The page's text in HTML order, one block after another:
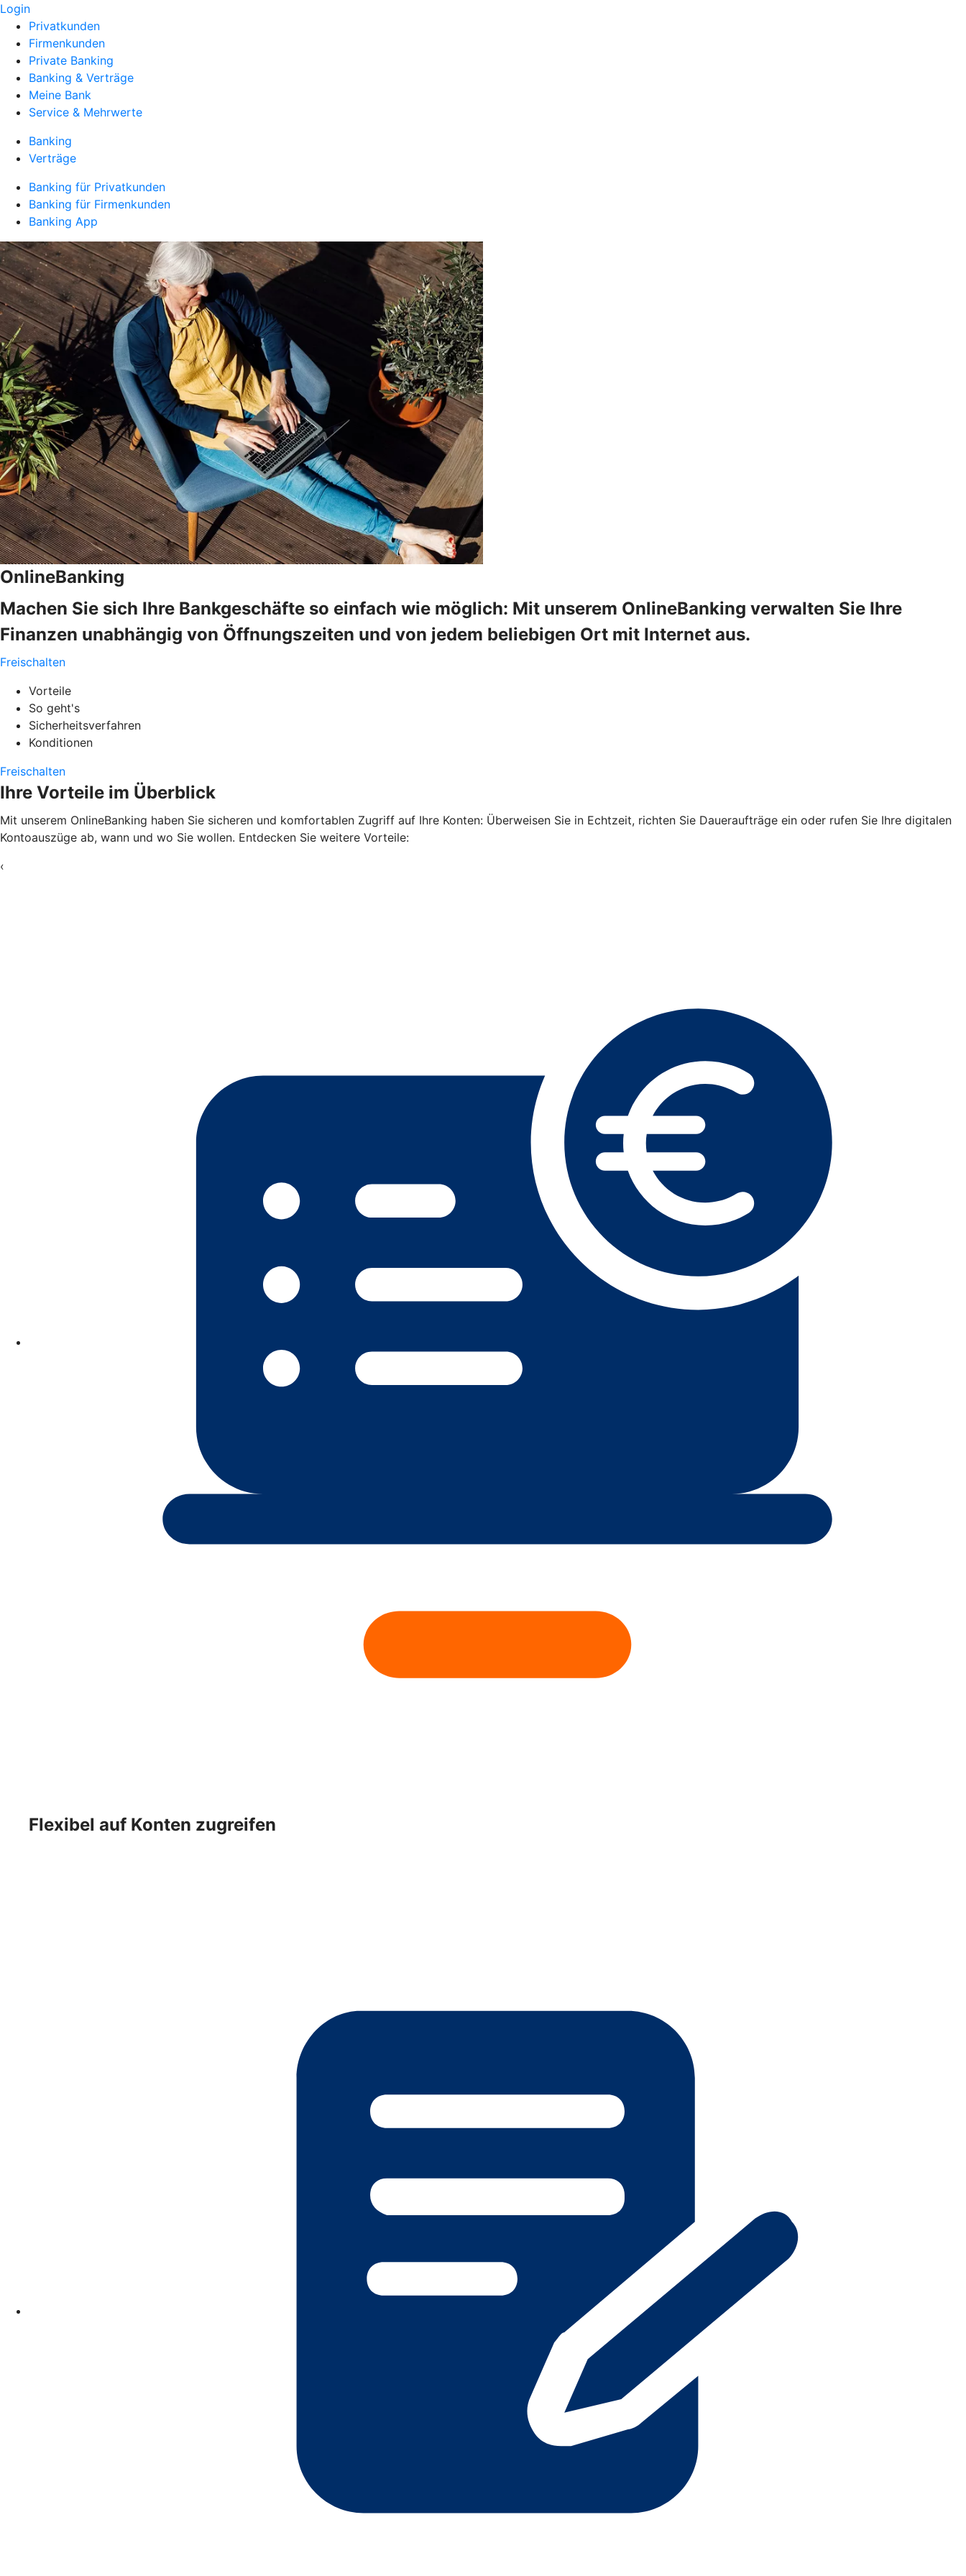
Login
Privatkunden
Firmenkunden
Private Banking
Banking & Verträge
Meine Bank
Service & Mehrwerte
Banking
Verträge
Banking für Privatkunden
Banking für Firmenkunden
Banking App
OnlineBanking
Machen Sie sich Ihre Bankgeschäfte so einfach wie möglich: Mit unserem OnlineBanking verwalten Sie Ihre
Finanzen unabhängig von Öffnungszeiten und von jedem beliebigen Ort mit Internet aus.
Freischalten
Vorteile
So geht's
Sicherheitsverfahren
Konditionen
Freischalten
Ihre Vorteile im Überblick
Mit unserem OnlineBanking haben Sie sicheren und komfortablen Zugriff auf Ihre Konten: Überweisen Sie in Echtzeit, richten Sie Daueraufträge ein oder rufen Sie Ihre digitalen
Kontoauszüge ab, wann und wo Sie wollen. Entdecken Sie weitere Vorteile:
‹
Flexibel auf Konten zugreifen